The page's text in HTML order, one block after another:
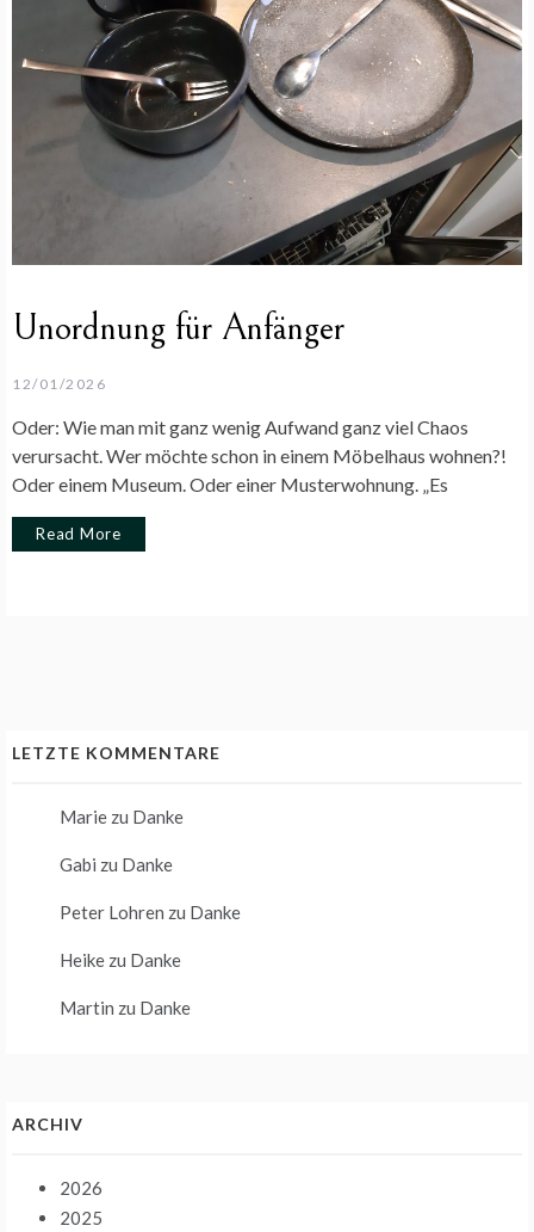
Unordnung für Anfänger
12/01/2026
Oder: Wie man mit ganz wenig Aufwand ganz viel Chaos
verursacht. Wer möchte schon in einem Möbelhaus wohnen?!
Oder einem Museum. Oder einer Musterwohnung. „Es
Read More
LETZTE KOMMENTARE
Marie zu Danke
Gabi zu Danke
Peter Lohren zu Danke
Heike zu Danke
Martin zu Danke
ARCHIV
2026
2025